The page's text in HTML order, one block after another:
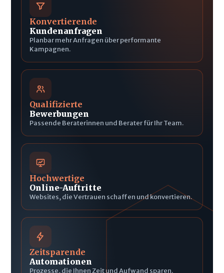
Konvertierende
Kundenanfragen
Planbar mehr Anfragen über performante
Kampagnen.
Qualifizierte
Bewerbungen
Passende Beraterinnen und Berater für Ihr Team.
Hochwertige
Online-Auftritte
Websites, die Vertrauen schaffen und konvertieren.
Zeitsparende
Automationen
Prozesse, die Ihnen Zeit und Aufwand sparen.